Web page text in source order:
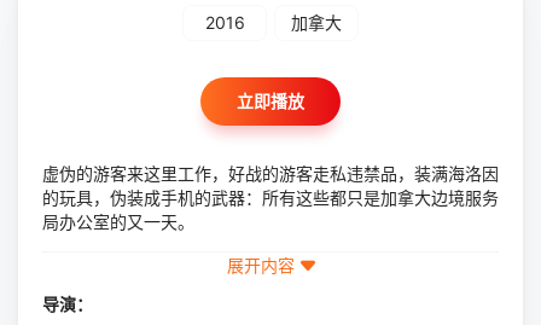
2016 加拿大
立即播放
虚伪的游客来这里工作，好战的游客走私违禁品，装满海洛因
的玩具，伪装成手机的武器：所有这些都只是加拿大边境服务
局办公室的又一天。
展开内容
导演：